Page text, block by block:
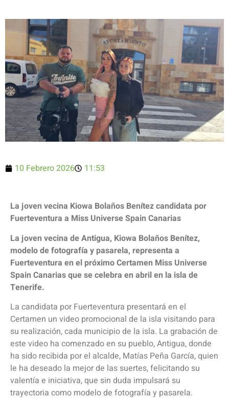
10 Febrero 2026 11:53
La joven vecina Kiowa Bolaños Benítez candidata por
Fuerteventura a Miss Universe Spain Canarias
La joven vecina de Antigua, Kiowa Bolaños Benítez,
modelo de fotografía y pasarela, representa a
Fuerteventura en el próximo Certamen Miss Universe
Spain Canarias que se celebra en abril en la isla de
Tenerife.
La candidata por Fuerteventura presentará en el
Certamen un video promocional de la isla visitando para
su realización, cada municipio de la isla. La grabación de
este video ha comenzado en su pueblo, Antigua, donde
ha sido recibida por el alcalde, Matías Peña García, quien
le ha deseado la mejor de las suertes, felicitando su
valentía e iniciativa, que sin duda impulsará su
trayectoria como modelo de fotografía y pasarela.